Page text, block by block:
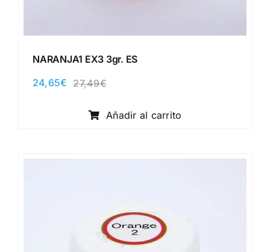
NARANJA1 EX3 3gr. ES
27,49€El
original
era:
24,65€
El
actual
es:
Añadir al carrito